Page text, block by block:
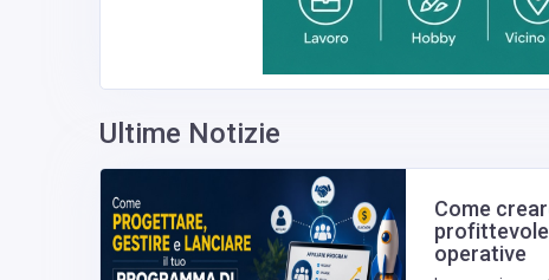
Ultime Notizie
Come
operative